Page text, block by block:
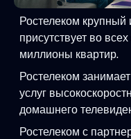
Ростелеком крупный
присутствует во
миллионы квартир.
Ростелеком
услуг
домашнего
Ростелеком с